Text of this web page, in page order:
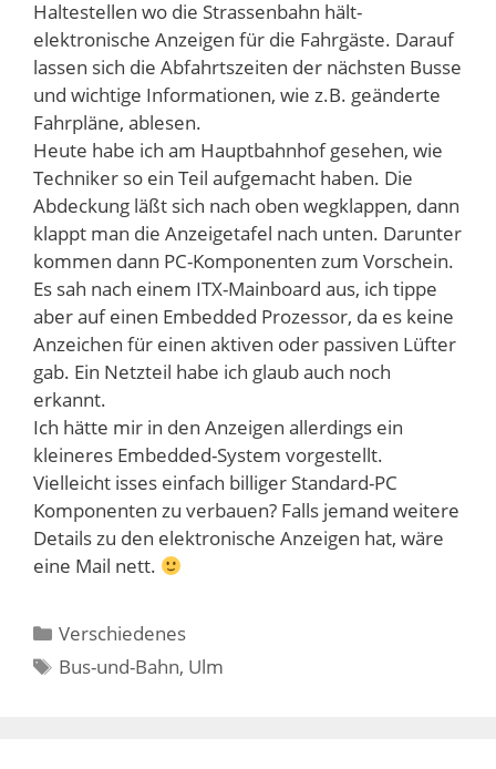
Haltestellen wo die Strassenbahn hält-
elektronische Anzeigen für die Fahrgäste. Darauf
lassen sich die Abfahrtszeiten der nächsten Busse
und wichtige Informationen, wie z.B. geänderte
Fahrpläne, ablesen.
Heute habe ich am Hauptbahnhof gesehen, wie
Techniker so ein Teil aufgemacht haben. Die
Abdeckung läßt sich nach oben wegklappen, dann
klappt man die Anzeigetafel nach unten. Darunter
kommen dann PC-Komponenten zum Vorschein.
Es sah nach einem ITX-Mainboard aus, ich tippe
aber auf einen Embedded Prozessor, da es keine
Anzeichen für einen aktiven oder passiven Lüfter
gab. Ein Netzteil habe ich glaub auch noch
erkannt.
Ich hätte mir in den Anzeigen allerdings ein
kleineres Embedded-System vorgestellt.
Vielleicht isses einfach billiger Standard-PC
Komponenten zu verbauen? Falls jemand weitere
Details zu den elektronische Anzeigen hat, wäre
eine Mail nett.
Kategorien
Verschiedenes
Schlagwörter
Bus-und-Bahn, Ulm